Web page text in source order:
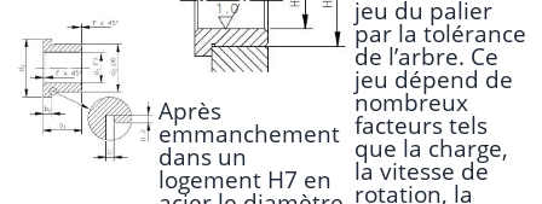
Après
emmanchement
dans un
logement H7 en
jeu du palier
par la tolérance
de l’arbre. Ce
jeu dépend de
nombreux
facteurs tels
que la charge,
la vitesse de
rotation, la